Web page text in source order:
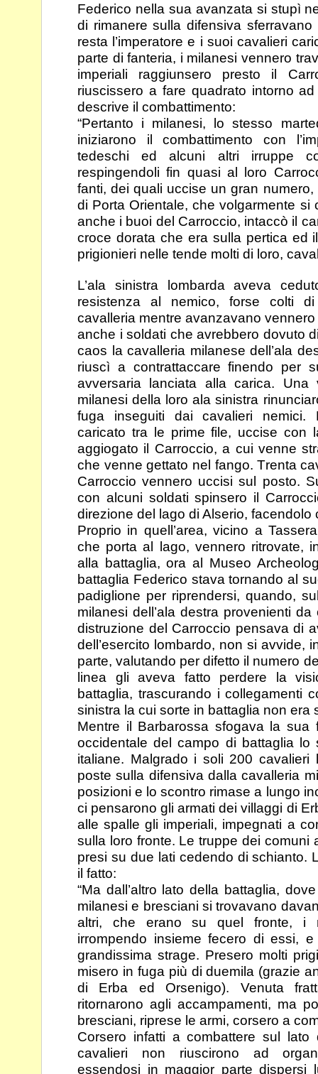
Federico nella sua avanzata si stupì
di rimanere sulla difensiva sferravano
resta l’imperatore e i suoi cavalieri
parte di fanteria, i milanesi vennero
imperiali raggiunsero presto il
riuscissero a fare quadrato intorno
descrive il combattimento:
“Pertanto i milanesi, lo stesso
iniziarono ilcombattimento con
tedeschi ed alcuni altri irruppe
respingendoli fin quasi al loro
fanti, dei quali uccise un gran
di Porta Orientale, che volgarmente
anche i buoi del Carroccio, intaccò il
croce dorata che era sulla pertica ed
prigionieri nelle tende molti di loro,
L’ala sinistra lombarda aveva
resistenza al nemico, forse colti
cavalleria mentre avanzavano vennero
anche i soldati che avrebbero dovuto
caos la cavalleria milanese dell’ala
riuscì a contrattaccare finendo per
avversaria lanciata alla carica.
milanesi della loro ala sinistra
fuga inseguiti dai cavalieri nemici.
caricato tra le prime file, uccise con
aggiogato il Carroccio, a cui venne
che venne gettato nel fango. Trenta
Carroccio vennero uccisi sul posto.
con alcuni soldati spinsero il
direzione del lago di Alserio, facendolo
Proprio in quell’area, vicino a
che porta al lago, vennero ritrovate,
alla battaglia, ora al Museo
battaglia Federico stava tornando al
padiglione per riprendersi, quando,
milanesi dell’ala destra provenienti
distruzione del Carroccio pensava di
dell’esercito lombardo, non si avvide,
parte,valutando per difetto il numero
linea gli aveva fatto perdere la
battaglia, trascurando icollegamenti
sinistra la cui sorte in battaglia non era
Mentre il Barbarossa sfogava la sua
occidentale del campo di battaglia lo
italiane. Malgrado i soli 200 cavalieri
poste sulla difensiva dalla cavalleria
posizioni e lo scontro rimase a lungo
ci pensarono gli armati dei villaggi di
alle spalle gli imperiali, impegnati a
sulla loro fronte. Le truppe dei comuni
presi su due lati cedendo di schianto.
il fatto:
“Ma dall’altro lato della battaglia,
milanesi e bresciani si trovavano
altri, che erano su quel fronte, i
irrompendo insieme fecero di essi,
grandissima strage. Presero molti
misero in fuga più di duemila (grazie
di Erba ed Orsenigo). Venuta
ritornarono agliaccampamenti, ma
bresciani, riprese le armi, corsero a
Corsero infatti a combattere sul lato
cavalieri non riuscirono ad
essendosi in maggior parte